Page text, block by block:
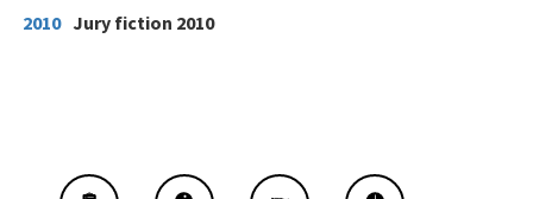
2010 Jury fiction 2010